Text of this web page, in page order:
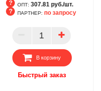
ОПТ: 307.81 руб./шт.
ПАРТНЕР
ПАРТНЕР: по запросу
В корзину
Быстрый заказ